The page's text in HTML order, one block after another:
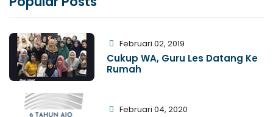
Februari 02, 2019
Cukup WA, Guru Les Datang Ke
Rumah
Februari 04, 2020